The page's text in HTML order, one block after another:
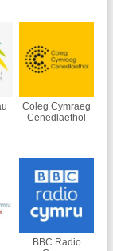
Coleg Cymraeg
Cenedlaethol
BBC Radio